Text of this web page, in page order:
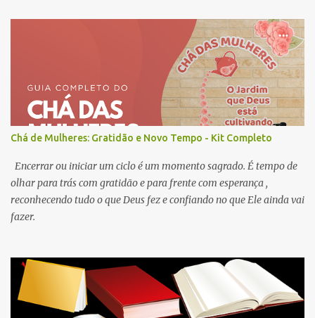
Chá de Mulheres: Gratidão e Novo Tempo - Kit Completo
Encerrar ou iniciar um ciclo é um momento sagrado. É tempo de
olhar para trás com gratidão e para frente com esperança ,
reconhecendo tudo o que Deus fez e confiando no que Ele ainda vai
fazer.